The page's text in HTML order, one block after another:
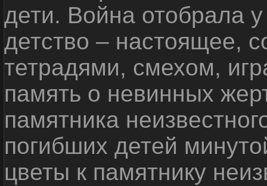
дети. Война отобрала
детство – настоящее,
тетрадями, смехом,
память о невинных
памятника
погибших детей
цветы к памятнику